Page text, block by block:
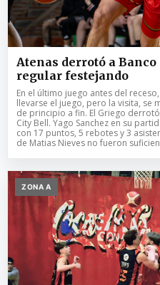
Atenas derrotó a
regular festejando
En el último juego antes del
llevarse el juego, pero la visita, se
de principio a fin. El Griego
City Bell. Yago Sanchez en su
con 17 puntos, 5 rebotes y 3
de Matias Nieves no fueron
ZONA A